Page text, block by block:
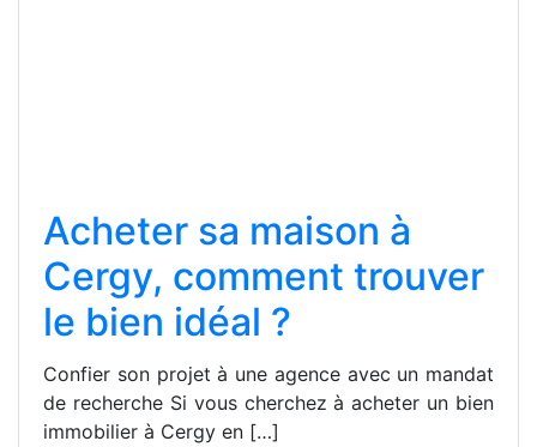
Acheter sa maison à
Cergy, comment trouver
le bien idéal ?
Confier son projet à une agence avec un mandat
de recherche Si vous cherchez à acheter un bien
immobilier à Cergy en […]